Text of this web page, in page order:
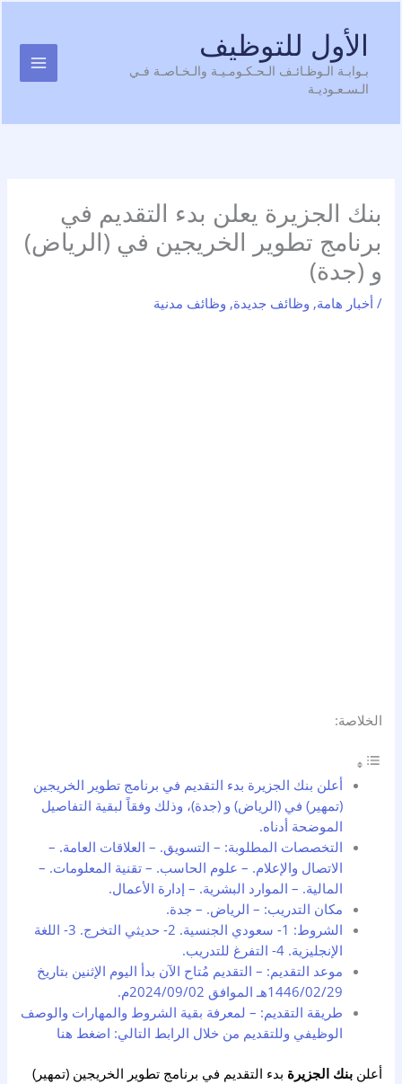
contentالأول للتوظيف
بـوابـة الـوظـائـف الـحـكـومـيـة والـخـاصـة فـي
الـسـعـوديـة
بنك الجزيرة يعلن بدء التقديم في
برنامج تطوير الخريجين في (الرياض)
و (جدة)
/أخبار هامة, وظائف جديدة, وظائف مدنية
الخلاصة:
أعلن بنك الجزيرة بدء التقديم في برنامج تطوير الخريجين
(تمهير) في (الرياض) و (جدة)، وذلك وفقاً لبقية التفاصيل
الموضحة أدناه.
التخصصات المطلوبة: – التسويق. – العلاقات العامة. –
الاتصال والإعلام. – علوم الحاسب. – تقنية المعلومات. –
المالية. – الموارد البشرية. – إدارة الأعمال.
مكان التدريب: – الرياض. – جدة.
الشروط: 1- سعودي الجنسية. 2- حديثي التخرج. 3- اللغة
الإنجليزية. 4- التفرغ للتدريب.
موعد التقديم: – التقديم مُتاح الآن بدأ اليوم الإثنين بتاريخ
1446/02/29هـ الموافق 2024/09/02م.
طريقة التقديم: – لمعرفة بقية الشروط والمهارات والوصف
الوظيفي وللتقديم من خلال الرابط التالي: اضغط هنا
أعلنبنك الجزيرة بدء التقديم في برنامج تطوير الخريجين (تمهير)